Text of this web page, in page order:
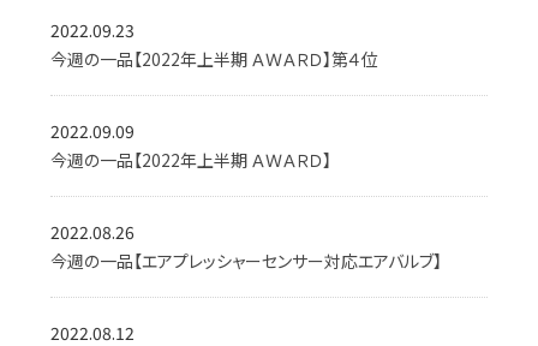
2022.09.23
今週の一品【2022年上半期 ＡＷＡＲＤ】第４位
2022.09.09
今週の一品【2022年上半期 ＡＷＡＲＤ】
2022.08.26
今週の一品【エアプレッシャーセンサー対応エアバルブ】
2022.08.12